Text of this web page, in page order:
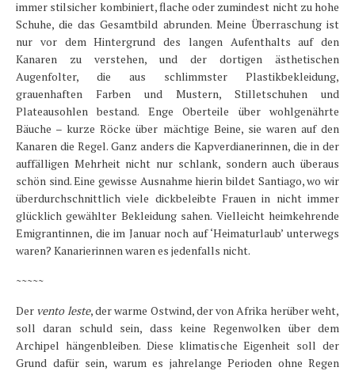
immer stilsicher kombiniert, flache oder zumindest nicht zu hohe
Schuhe, die das Gesamtbild abrunden. Meine Überraschung ist
nur vor dem Hintergrund des langen Aufenthalts auf den
Kanaren zu verstehen, und der dortigen ästhetischen
Augenfolter, die aus schlimmster Plastikbekleidung,
grauenhaften Farben und Mustern, Stilletschuhen und
Plateausohlen bestand. Enge Oberteile über wohlgenährte
Bäuche – kurze Röcke über mächtige Beine, sie waren auf den
Kanaren die Regel. Ganz anders die Kapverdianerinnen, die in der
auffälligen Mehrheit nicht nur schlank, sondern auch überaus
schön sind. Eine gewisse Ausnahme hierin bildet Santiago, wo wir
überdurchschnittlich viele dickbeleibte Frauen in nicht immer
glücklich gewählter Bekleidung sahen. Vielleicht heimkehrende
Emigrantinnen, die im Januar noch auf ‘Heimaturlaub’ unterwegs
waren? Kanarierinnen waren es jedenfalls nicht.
~~~~~
Der vento leste, der warme Ostwind, der von Afrika herüber weht,
soll daran schuld sein, dass keine Regenwolken über dem
Archipel hängenbleiben. Diese klimatische Eigenheit soll der
Grund dafür sein, warum es jahrelange Perioden ohne Regen